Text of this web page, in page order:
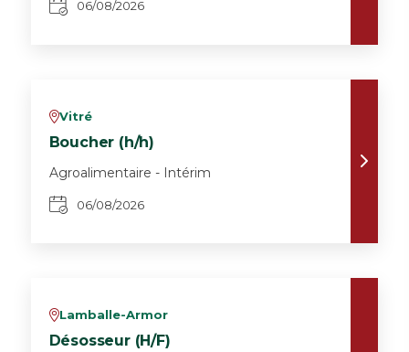
06/08/2026
vVitré
Boucher (h/h)
Agroalimentaire - Intérim
06/08/2026
vLamballe-Armor
Désosseur (H/F)